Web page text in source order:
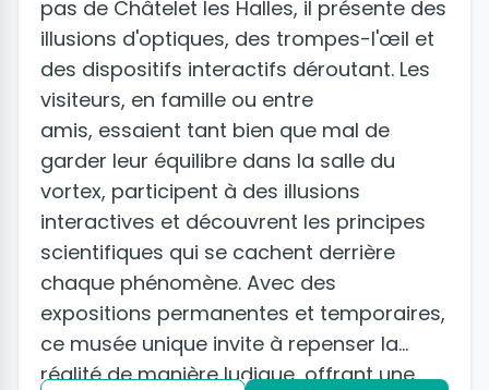
pas de Châtelet les Halles, il présente des
illusions d'optiques, des trompes-l'œil et
des dispositifs interactifs déroutant. Les
visiteurs, en famille ou entre
amis, essaient tant bien que mal de
garder leur équilibre dans la salle du
vortex, participent à des illusions
interactives et découvrent les principes
scientifiques qui se cachent derrière
chaque phénomène. Avec des
expositions permanentes et temporaires,
ce musée unique invite à repenser la
réalité de manière ludique, offrant une